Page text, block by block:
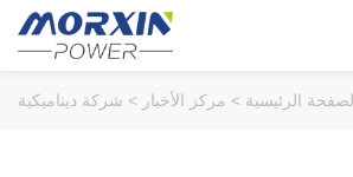
حول ماوشين مركز المنتجات
الصفحة الرئيسية > مركز الأخبار > شركة ديناميكية